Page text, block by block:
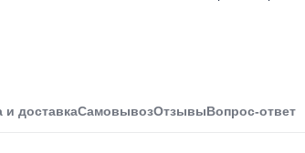
и доставкаСамовывозОтзывыВопрос-ответ